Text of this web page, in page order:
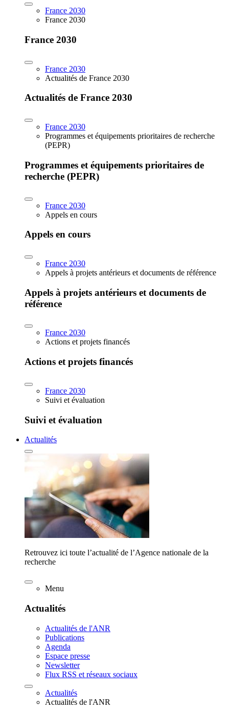
France 2030
France 2030
France 2030
France 2030
Actualités de France 2030
Actualités de France 2030
France 2030
Programmes et équipements prioritaires de recherche
(PEPR)
Programmes et équipements prioritaires de
recherche (PEPR)
France 2030
Appels en cours
Appels en cours
France 2030
Appels à projets antérieurs et documents de référence
Appels à projets antérieurs et documents de
référence
France 2030
Actions et projets financés
Actions et projets financés
France 2030
Suivi et évaluation
Suivi et évaluation
Actualités
Retrouvez ici toute l’actualité de l’Agence nationale de la
recherche
Menu
Actualités
Actualités de l'ANR
Publications
Agenda
Espace presse
Newsletter
Flux RSS et réseaux sociaux
Actualités
Actualités de l'ANR